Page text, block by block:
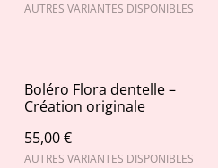
AUTRES VARIANTES DISPONIBLES
Boléro Flora dentelle –
Création originale
55,00 €
AUTRES VARIANTES DISPONIBLES